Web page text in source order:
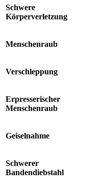
Schwere
Körperverletzung
Menschenraub
Verschleppung
Erpresserischer
Menschenraub
Geiselnahme
Schwerer
Bandendiebstahl